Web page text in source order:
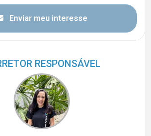
Enviar meu interesse
RESPONSÁVEL